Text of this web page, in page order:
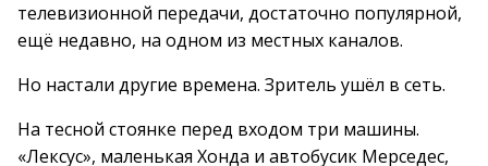
телевизионной передачи, достаточно популярной,
ещё недавно, на одном из местных каналов.
Но настали другие времена. Зритель ушёл в сеть.
На тесной стоянке перед входом три машины.
«Лексус», маленькая Хонда и автобусик Мерседес,